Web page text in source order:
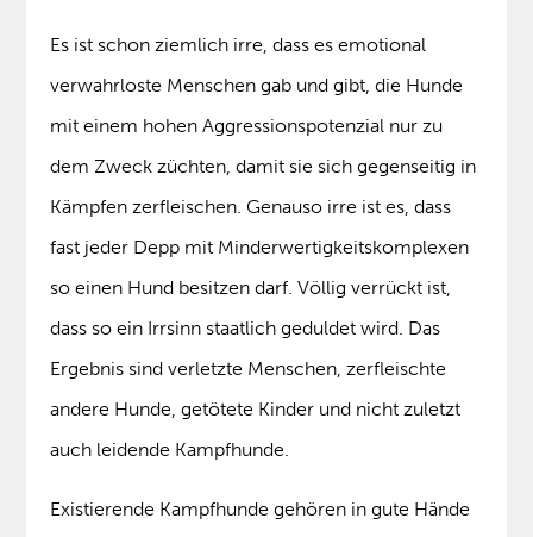
Es ist schon ziemlich irre, dass es emotional
verwahrloste Menschen gab und gibt, die Hunde
mit einem hohen Aggressionspotenzial nur zu
dem Zweck züchten, damit sie sich gegenseitig in
Kämpfen zerfleischen. Genauso irre ist es, dass
fast jeder Depp mit Minderwertigkeitskomplexen
so einen Hund besitzen darf. Völlig verrückt ist,
dass so ein Irrsinn staatlich geduldet wird. Das
Ergebnis sind verletzte Menschen, zerfleischte
andere Hunde, getötete Kinder und nicht zuletzt
auch leidende Kampfhunde.
Existierende Kampfhunde gehören in gute Hände